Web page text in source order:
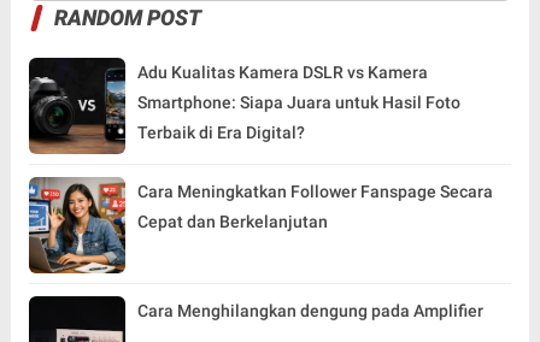
RANDOM POST
Adu Kualitas Kamera DSLR vs Kamera
Smartphone: Siapa Juara untuk Hasil Foto
Terbaik di Era Digital?
Cara Meningkatkan Follower Fanspage Secara
Cepat dan Berkelanjutan
Cara Menghilangkan dengung pada Amplifier